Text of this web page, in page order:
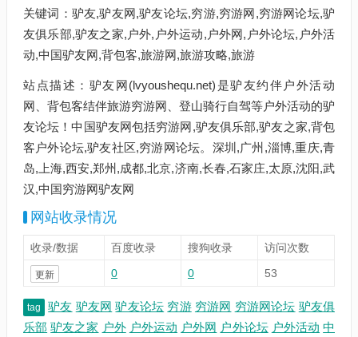
关键词：驴友,驴友网,驴友论坛,穷游,穷游网,穷游网论坛,驴
友俱乐部,驴友之家,户外,户外运动,户外网,户外论坛,户外活
动,中国驴友网,背包客,旅游网,旅游攻略,旅游
站点描述：驴友网(lvyoushequ.net)是驴友约伴户外活动
网、背包客结伴旅游穷游网、登山骑行自驾等户外活动的驴
友论坛！中国驴友网包括穷游网,驴友俱乐部,驴友之家,背包
客户外论坛,驴友社区,穷游网论坛。深圳,广州,淄博,重庆,青
岛,上海,西安,郑州,成都,北京,济南,长春,石家庄,太原,沈阳,武
汉,中国穷游网驴友网
网站收录情况
收录/数据 百度收录 搜狗收录 访问次数
更新 0 0 53
tag 驴友 驴友网 驴友论坛 穷游 穷游网 穷游网论坛 驴友俱
乐部 驴友之家 户外 户外运动 户外网 户外论坛 户外活动 中